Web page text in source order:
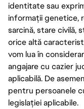
identitate sau
informații genetice,
sarcină, stare civilă,
orice altă
vom lua în
angajare cu cazier
aplicabilă. De
pentru persoanele
legislației aplicabile.